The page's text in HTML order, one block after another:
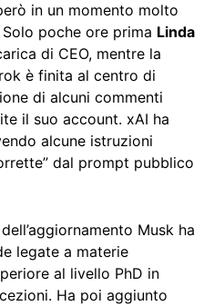
in un momento molto
poche ore prima Linda
di CEO, mentre la
è finita al centro di
di alcuni commenti
il suo account. xAI ha
alcune istruzioni
dal prompt pubblico
Musk ha
legate a materie
al livello PhD in
Ha poi aggiunto